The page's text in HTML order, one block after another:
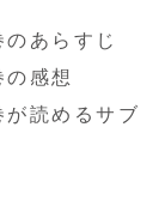
あらすじ
の感想
が読めるサブ